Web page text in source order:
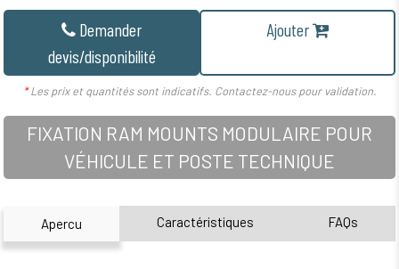
Demander
devis/disponibilité
Ajouter
*Les prix et quantités sont indicatifs. Contactez-nous pour validation.
FIXATION RAM MOUNTS MODULAIRE POUR
VÉHICULE ET POSTE TECHNIQUE
Apercu Caractéristiques FAQs